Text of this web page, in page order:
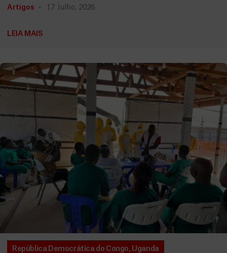
Artigos 17 Julho, 2026
LEIA MAIS
República Democrática do Congo, Uganda